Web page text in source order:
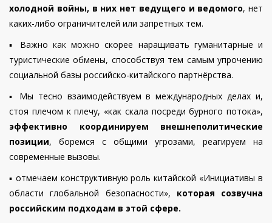
холодной войны, в них нет ведущего и ведомого, нет
каких-либо ограничителей или запретных тем.
▪️ Важно как можно скорее наращивать гуманитарные и
туристические обмены, способствуя тем самым упрочению
социальной базы российско-китайского партнёрства.
▪️ Мы тесно взаимодействуем в международных делах и,
стоя плечом к плечу, «как скала посреди бурного потока»,
эффективно координируем внешнеполитические
позиции, боремся с общими угрозами, реагируем на
современные вызовы.
▪️ отмечаем конструктивную роль китайской «Инициативы в
области глобальной безопасности», которая созвучна
российским подходам в этой сфере.